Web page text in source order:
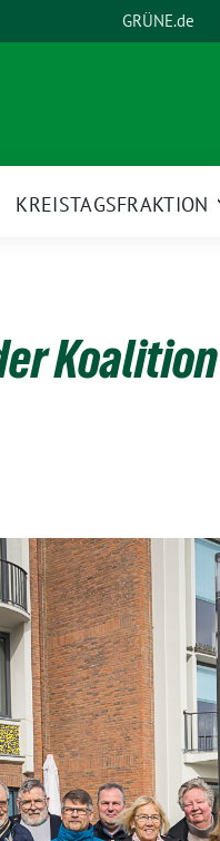
GRÜNE.de
KREISTAGSFRAKTION
Koalition